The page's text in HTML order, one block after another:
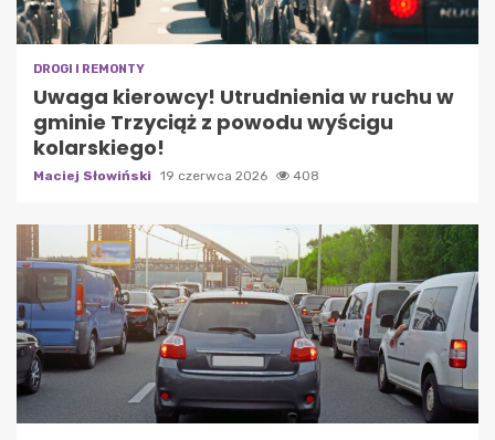
DROGI I REMONTY
Uwaga kierowcy! Utrudnienia w ruchu w
gminie Trzyciąż z powodu wyścigu
kolarskiego!
Maciej Słowiński 19 czerwca 2026 408